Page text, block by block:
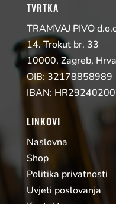
TVRTKA
TRAMVAJ PIVO
14. Trokut br. 33
10000, Zagreb,
OIB: 32178858989
IBAN:
LINKOVI
Naslovna
Shop
Politika privatnosti
Uvjeti poslovanja